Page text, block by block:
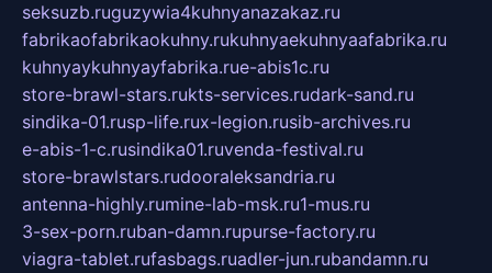
seksuzb.ruguzywia4kuhnyanazakaz.ru
fabrikaofabrikaokuhny.rukuhnyaekuhnyaafabrika.ru
kuhnyaykuhnyayfabrika.rue-abis1c.ru
store-brawl-stars.rukts-services.rudark-sand.ru
sindika-01.rusp-life.rux-legion.rusib-archives.ru
e-abis-1-c.rusindika01.ruvenda-festival.ru
store-brawlstars.rudooraleksandria.ru
antenna-highly.rumine-lab-msk.ru1-mus.ru
3-sex-porn.ruban-damn.rupurse-factory.ru
viagra-tablet.rufasbags.ruadler-jun.rubandamn.ru